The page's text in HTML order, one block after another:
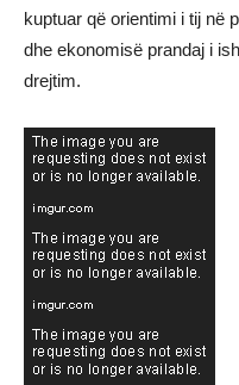
kuptuar që orientimi i tij në
dhe ekonomisë prandaj i
drejtim.